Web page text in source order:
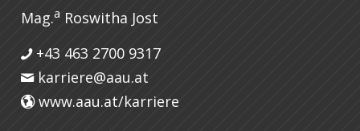
Mag.a Roswitha Jost
+43 463 2700 9317
karriere@aau.at
www.aau.at/karriere